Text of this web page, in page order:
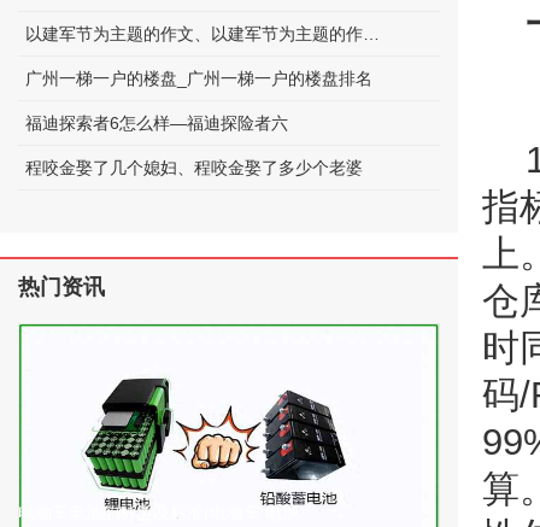
指
上
仓
时
码/
算
广州一梯一户的楼盘_广州一梯一户的楼盘排名
福迪探索者6怎么样—福迪探险者六
程咬金娶了几个媳妇、程咬金娶了多少个老婆
热门资讯
电动车电池的种类及标准(电动车 电池